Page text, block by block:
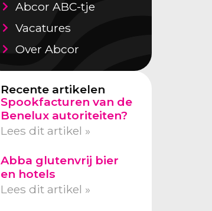
Abcor ABC-tje
Vacatures
Over Abcor
Recente artikelen
Spookfacturen van de
Benelux autoriteiten?
Lees dit artikel »
Abba glutenvrij bier
en hotels
Lees dit artikel »